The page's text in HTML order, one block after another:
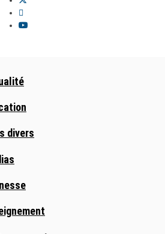
divers